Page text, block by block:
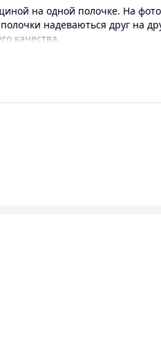
на одной полочке. На фото
надеваються друг на
качества.